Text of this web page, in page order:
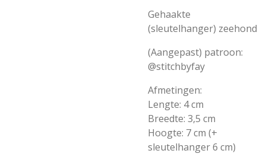
Gehaakte
(sleutelhanger) zeehond
(Aangepast) patroon:
@stitchbyfay
Afmetingen:
Lengte: 4 cm
Breedte: 3,5 cm
Hoogte: 7 cm (+
sleutelhanger 6 cm)